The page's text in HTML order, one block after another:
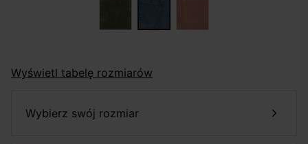
Wyświetl tabelę rozmiarów
wybierz swój rozmiar